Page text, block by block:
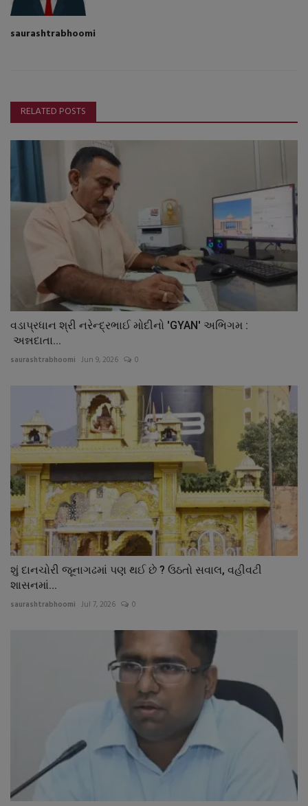
saurashtrabhoomi
RELATED POSTS
વડાપ્રધાન શ્રી નરેન્દ્રભાઈ મોદીનો 'GYAN' અભિગમ :
અન્નદાતા...
saurashtrabhoomi Jun 9, 2026 0
શું દાનચોરી જૂનાગઢમાં પણ થઈ છે ? ઉઠતો સવાલ, વહીવટી
શાસનમાં...
saurashtrabhoomi Jul 7, 2026 0